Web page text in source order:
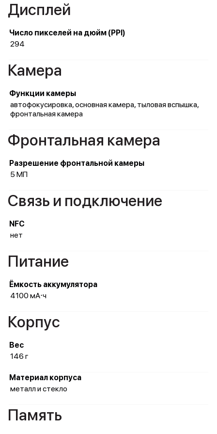
Дисплей
Число пикселей на дюйм (PPI)
294
Камера
Функции камеры
автофокусировка, основная камера, тыловая вспышка,
фронтальная камера
Фронтальная камера
Разрешение фронтальной камеры
5 МП
Связь и подключение
NFC
нет
Питание
Ёмкость аккумулятора
4100 мА⋅ч
Корпус
Вес
146 г
Материал корпуса
металл и стекло
Память